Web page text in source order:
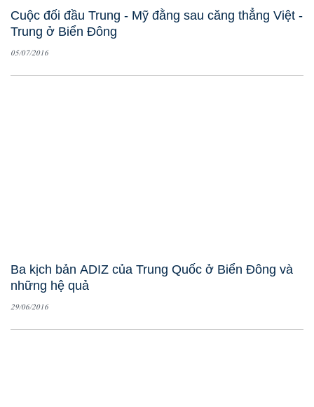
Cuộc đối đầu Trung - Mỹ đằng sau căng thẳng Việt -
Trung ở Biển Đông
05/07/2016
Ba kịch bản ADIZ của Trung Quốc ở Biển Đông và
những hệ quả
29/06/2016